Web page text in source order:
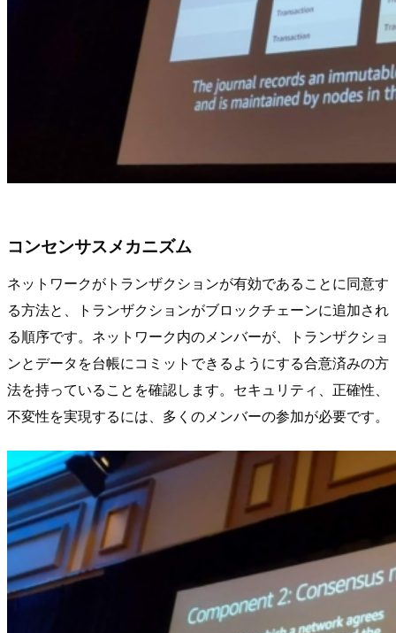
コンセンサスメカニズム
ネットワークがトランザクションが有効であることに同意す
る方法と、トランザクションがブロックチェーンに追加され
る順序です。ネットワーク内のメンバーが、トランザクショ
ンとデータを台帳にコミットできるようにする合意済みの方
法を持っていることを確認します。セキュリティ、正確性、
不変性を実現するには、多くのメンバーの参加が必要です。